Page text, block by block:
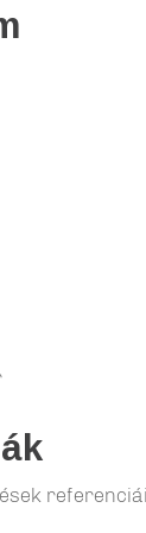
referenciái